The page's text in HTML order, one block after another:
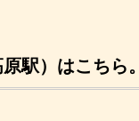
駅）はこちら。